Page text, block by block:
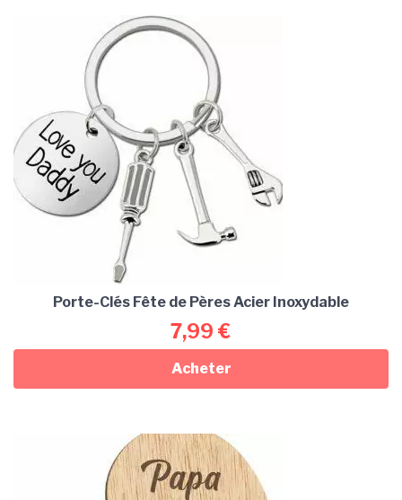
Porte-Clés Fête de Pères Acier Inoxydable
7,99 €
Acheter